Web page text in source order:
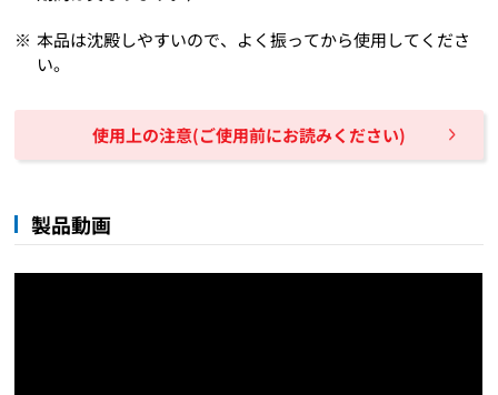
本品は沈殿しやすいので、よく振ってから使用してくださ
い。
使用上の注意(ご使用前にお読みください)
製品動画